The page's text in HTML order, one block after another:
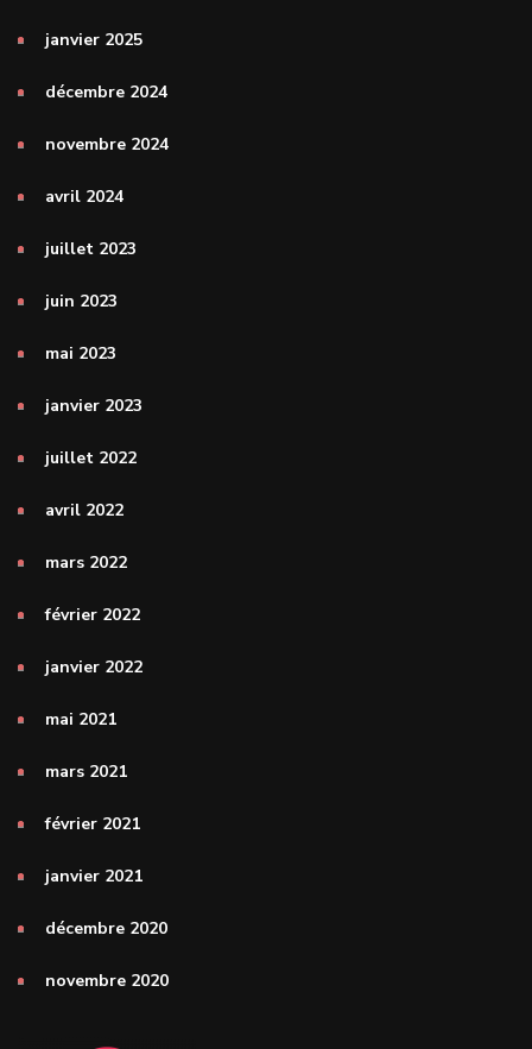
janvier 2025
décembre 2024
novembre 2024
avril 2024
juillet 2023
juin 2023
mai 2023
janvier 2023
juillet 2022
avril 2022
mars 2022
février 2022
janvier 2022
mai 2021
mars 2021
février 2021
janvier 2021
décembre 2020
novembre 2020